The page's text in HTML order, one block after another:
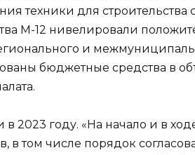
техники для
М-12 нивелировали
и
бюджетные средства в
году. «На начало и в
в том числе порядок